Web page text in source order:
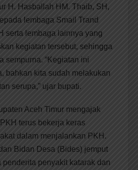
H. Hasballah HM. Thaib, SH,
lembaga Smail Trand
serta lembaga lainnya yang
kegiatan tersebut, sehingga
sempurna. “Kegiatan ini
bahkan kita sudah melakukan
serupa,” ujar bupati.
Aceh Timur mengajak
terus bekerja keras
dalam menjalankan PKH.
Bidan Desa (Bides) jemput
penderita penyakit katarak dan